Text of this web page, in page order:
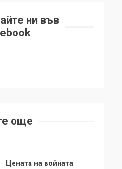
ни във
още
Удължаването на
стъпки от 1972 г.
Цената на войната